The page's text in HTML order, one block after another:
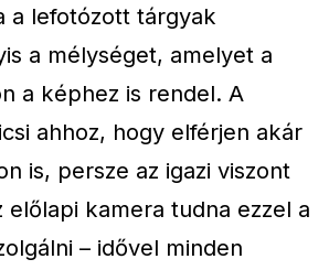
a lefotózott tárgyak
a mélységet, amelyet a
a képhez is rendel. A
ahhoz, hogy elférjen akár
is, persze az igazi viszont
előlapi kamera tudna ezzel a
– idővel minden